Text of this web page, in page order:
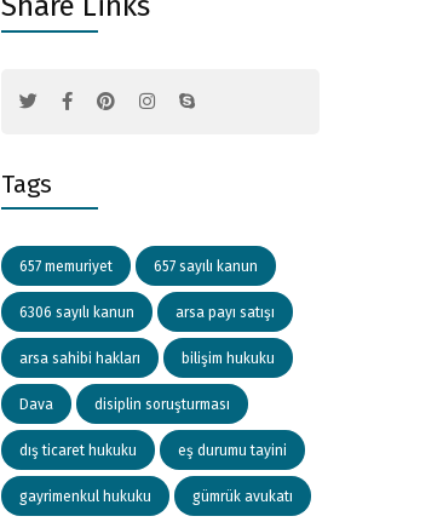
Tags
657 memuriyet 657 sayılı kanun
6306 sayılı kanun arsa payı satışı
arsa sahibi hakları bilişim hukuku
Dava disiplin soruşturması
dış ticaret hukuku eş durumu tayini
gayrimenkul hukuku gümrük avukatı